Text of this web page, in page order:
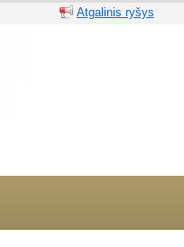
Atgalinis ryšys